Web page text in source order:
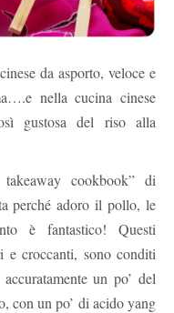
da asporto, veloce e
nella cucina cinese
gustosa del riso alla
cookbook” di
perché adoro il pollo, le
è fantastico! Questi
e croccanti, sono conditi
un po’ del
con un po’ di acido yang